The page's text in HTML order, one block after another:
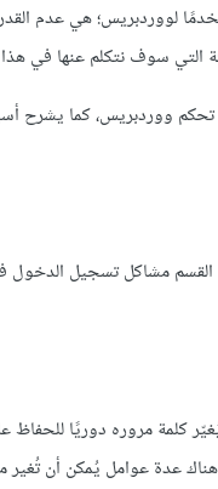
لووردبريس؛ هي عدم
التي سوف نتكلم عنها في هذا
تحكم ووردبريس، كما يشرح
مشاكل تسجيل الدخول
كلمة مروره دوريًا للحفاظ
عدة عوامل يُمكن أن تُغير